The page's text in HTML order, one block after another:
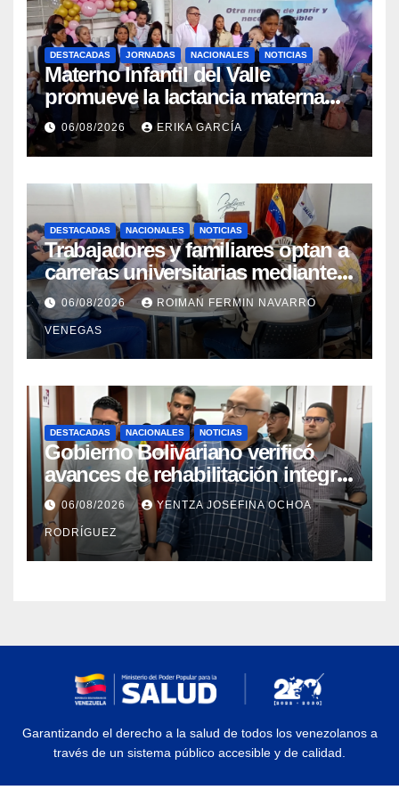
DESTACADAS JORNADAS NACIONALES NOTICIAS
Materno Infantil del Valle
promueve la lactancia materna
como un inicio sostenible para la
vida
06/08/2026 ERIKA GARCÍA
DESTACADAS NACIONALES NOTICIAS
Trabajadores y familiares optan a
carreras universitarias mediante
convenio entre MinSalud y la
UCV
06/08/2026 ROIMAN FERMIN NAVARRO
VENEGAS
DESTACADAS NACIONALES NOTICIAS
Gobierno Bolivariano verificó
avances de rehabilitación integral
en el Hospital Dr. José María
Vargas
06/08/2026 YENTZA JOSEFINA OCHOA
RODRÍGUEZ
Garantizando el derecho a la salud de todos los venezolanos a
través de un sistema público accesible y de calidad.